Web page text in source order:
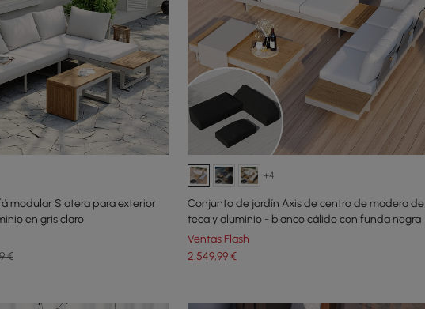
modular Slatera para exterior
en gris claro
€
+4
Conjunto de jardín Axis de centro de madera de
teca y aluminio - blanco cálido con funda negra
Ventas Flash
2.549,99€